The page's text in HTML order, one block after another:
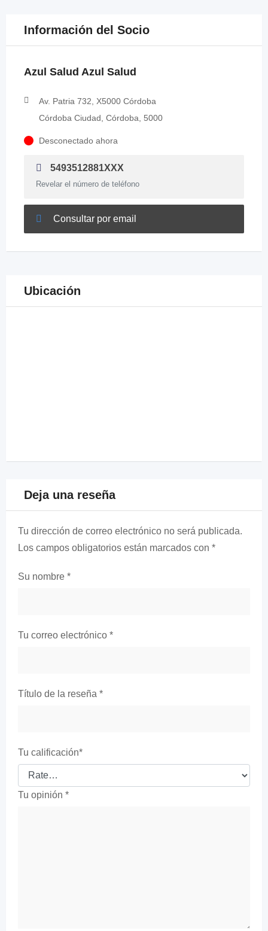
Información del Socio
Azul Salud Azul Salud
Av. Patria 732, X5000 Córdoba
Córdoba Ciudad, Córdoba, 5000
Desconectado ahora
5493512881XXX
Revelar el número de teléfono
Consultar por email
Ubicación
Deja una reseña
Tu dirección de correo electrónico no será publicada.
Los campos obligatorios están marcados con *
Su nombre *
Tu correo electrónico *
Título de la reseña *
Tu calificación*
Tu opinión *